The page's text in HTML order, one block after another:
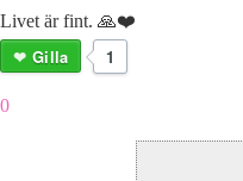
Livet är fint. 🙏❤️
1
Gilla
0